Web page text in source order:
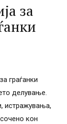
за
граѓанки
делување.
истражувања,
кон